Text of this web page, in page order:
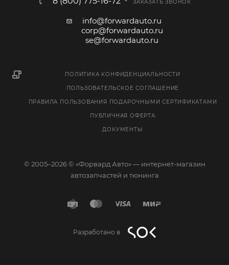
ЗАКАЗАТЬ ЗВОНОК
info@forwardauto.ru
corp@forwardauto.ru
se@forwardauto.ru
ПОЛИТИКА КОНФИДЕНЦИАЛЬНОСТИ
ПОЛЬЗОВАТЕЛЬСКОЕ СОГЛАШЕНИЕ
ПРАВИЛА ПОЛЬЗОВАНИЯ ПОДАРОЧНЫМИ СЕРТИФИКАТАМИ
ПУБЛИЧНАЯ ОФЕРТА
ДОКУМЕНТЫ
© 2005–2026 © «Форвард Авто» — интернет-магазин
автозапчастей и тюнинга
Разработано в